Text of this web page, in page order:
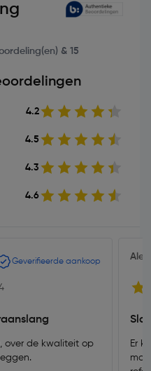
& 15
4.2
4.5
4.3
4.6
Geverifieerde aankoop
over de kwaliteit op
Er